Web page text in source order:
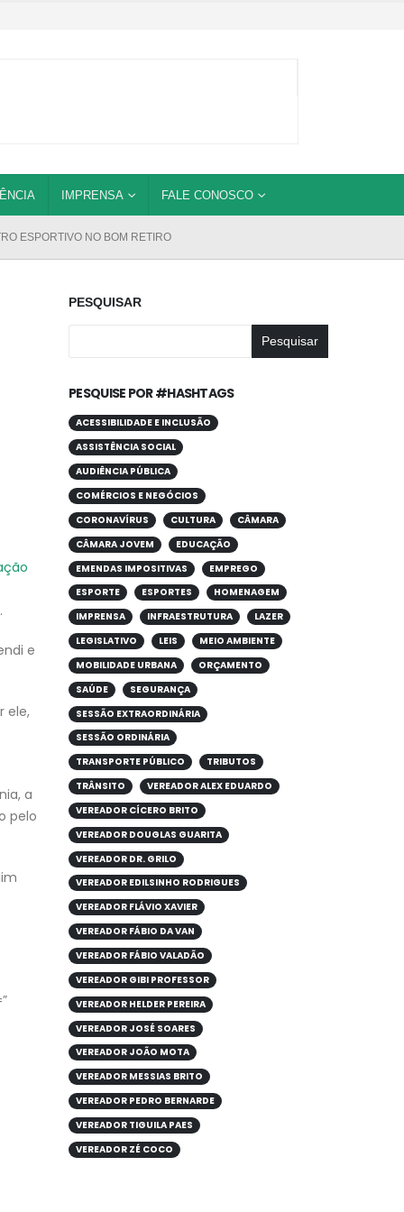
IMPRENSA FALE CONOSCO
ESPORTIVO NO BOM RETIRO
e
ele,
a
pelo
PESQUISAR
Pesquisar
PESQUISE POR #HASHTAGS
ACESSIBILIDADE E INCLUSÃO
ASSISTÊNCIA SOCIAL
AUDIÊNCIA PÚBLICA
COMÉRCIOS E NEGÓCIOS
CORONAVÍRUS
CULTURA
CÂMARA
CÂMARA JOVEM
EDUCAÇÃO
EMENDAS IMPOSITIVAS
EMPREGO
ESPORTE
ESPORTES
HOMENAGEM
IMPRENSA
INFRAESTRUTURA
LAZER
LEGISLATIVO
LEIS
MEIO AMBIENTE
MOBILIDADE URBANA
ORÇAMENTO
SAÚDE
SEGURANÇA
SESSÃO EXTRAORDINÁRIA
SESSÃO ORDINÁRIA
TRANSPORTE PÚBLICO
TRIBUTOS
TRÂNSITO
VEREADOR ALEX EDUARDO
VEREADOR CÍCERO BRITO
VEREADOR DOUGLAS GUARITA
VEREADOR DR. GRILO
VEREADOR EDILSINHO RODRIGUES
VEREADOR FLÁVIO XAVIER
VEREADOR FÁBIO DA VAN
VEREADOR FÁBIO VALADÃO
VEREADOR GIBI PROFESSOR
VEREADOR HELDER PEREIRA
VEREADOR JOSÉ SOARES
VEREADOR JOÃO MOTA
VEREADOR MESSIAS BRITO
VEREADOR PEDRO BERNARDE
VEREADOR TIGUILA PAES
VEREADOR ZÉ COCO